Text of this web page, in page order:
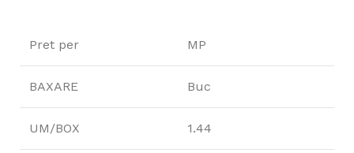
Pret per MP
BAXARE Buc
UM/BOX 1.44